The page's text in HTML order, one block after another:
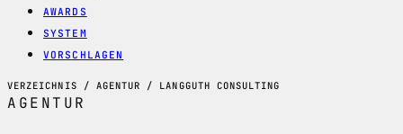
AWARDS
SYSTEM
VORSCHLAGEN
VERZEICHNIS / AGENTUR / LANGGUTH CONSULTING
AGENTUR